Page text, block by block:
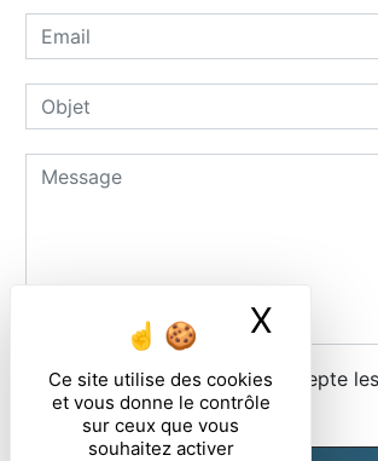
Ce site utilise des cookies
et vous donne le contrôle
sur ceux que vous
souhaitez activer
X
En cochant cette case, j'accepte
particulières ci-dessous **